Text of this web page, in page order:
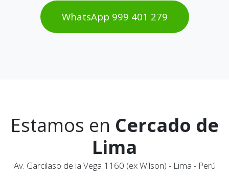
WhatsAp​​​​p 999 401 2​​79
Estamos en Cercado de
Lima
Av. Garcilaso de la Vega 1160 (ex Wilson) - Lima - Perú